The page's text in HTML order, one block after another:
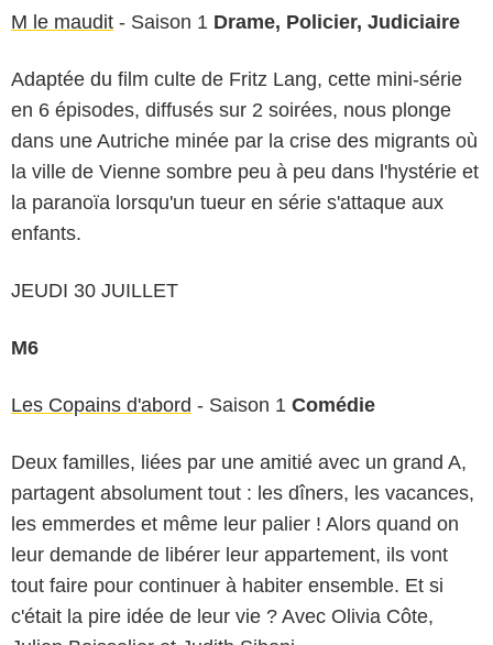
M le maudit - Saison 1 Drame, Policier, Judiciaire
Adaptée du film culte de Fritz Lang, cette mini-série
en 6 épisodes, diffusés sur 2 soirées, nous plonge
dans une Autriche minée par la crise des migrants où
la ville de Vienne sombre peu à peu dans l'hystérie et
la paranoïa lorsqu'un tueur en série s'attaque aux
enfants.
JEUDI 30 JUILLET
M6
Les Copains d'abord - Saison 1 Comédie
Deux familles, liées par une amitié avec un grand A,
partagent absolument tout : les dîners, les vacances,
les emmerdes et même leur palier ! Alors quand on
leur demande de libérer leur appartement, ils vont
tout faire pour continuer à habiter ensemble. Et si
c'était la pire idée de leur vie ? Avec Olivia Côte,